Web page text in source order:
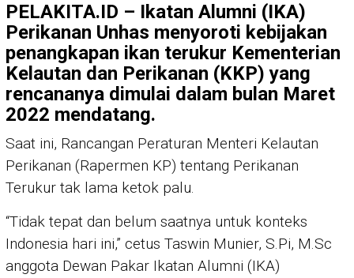
PELAKITA.ID – Ikatan Alumni (IKA)
Perikanan Unhas menyoroti kebijakan
penangkapan ikan terukur Kementerian
Kelautan dan Perikanan (KKP) yang
rencananya dimulai dalam bulan Maret
2022 mendatang.
Saat ini, Rancangan Peraturan Menteri Kelautan
Perikanan (Rapermen KP) tentang Perikanan
Terukur tak lama ketok palu.
“Tidak tepat dan belum saatnya untuk konteks
Indonesia hari ini,” cetus Taswin Munier, S.Pi, M.Sc
anggota Dewan Pakar Ikatan Alumni (IKA)